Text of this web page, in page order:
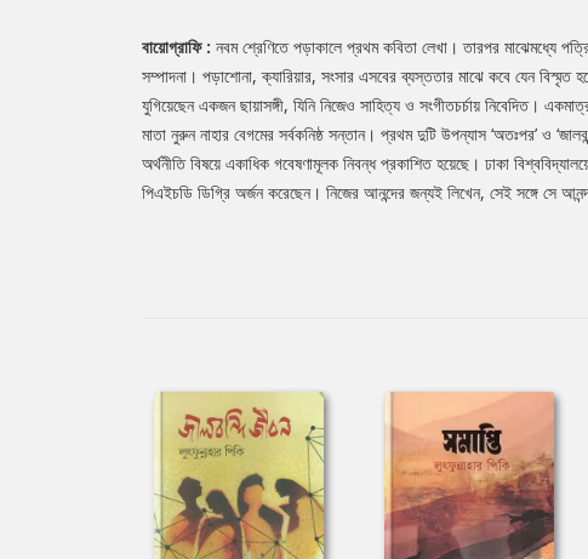
বায়োগ্রাফি : নবম শ্রেণিতে পড়াকালে প্রথম কবিতা লেখা। তারপর মাঝেমধ্যে
সম্পাদনা। পড়াশােনা, ক্যারিয়ার, সংসার এসবের ব্যস্ততার মাঝে কবে যেন
যুগিয়েছেন একজন ছায়াসঙ্গী, যিনি নিজেও সাহিত্য ও সংগীতচর্চায় নিবেদিত।
মাতা নুরুন নাহার বেগমের সর্বকনিষ্ঠ সন্তান। প্রথম দুটি উপন্যাস ‘অতঃপর’ ও
অর্থনীতি বিষয়ে একাধিক গবেষণামূলক নিবন্ধ প্রকাশিত হয়েছে। ঢাকা
পিএইচডি ডিগ্রি অর্জন করেছেন। নিজের আনন্দের জন্যই লিখেন, সেই সঙ্গে সে